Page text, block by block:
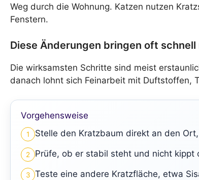
Weg durch die Wohnung. Katzen nutzen
Fenstern.
Diese Änderungen bringen oft schnell
Die wirksamsten Schritte sind meist
danach lohnt sich Feinarbeit mit Duftstoffen,
Vorgehensweise
1 Stelle den Kratzbaum direkt an den
2 Prüfe, ob er stabil steht und nicht kippt
3 Teste eine andere Kratzfläche, etwa